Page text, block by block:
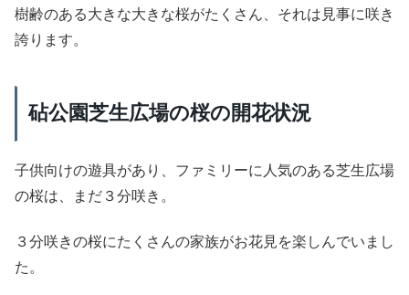
樹齢のある大きな大きな桜がたくさん、それは見事に咲き
誇ります。
砧公園芝生広場の桜の開花状況
子供向けの遊具があり、ファミリーに人気のある芝生広場
の桜は、まだ３分咲き。
３分咲きの桜にたくさんの家族がお花見を楽しんでいまし
た。